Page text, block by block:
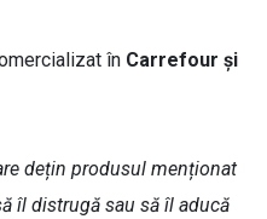
în Carrefour și
dețin produsul menționat
îl distrugă sau să îl aducă